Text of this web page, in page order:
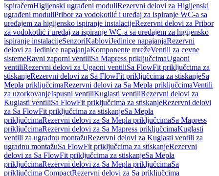
ispiračemHigijenski ugrađeni moduliRezervni delovi za Higijenski
ugrađeni moduliPribor za vodokotlić i uređaj za ispiranje WC-a sa
uređajem za higijensko ispiranje instalacijeRezervni delovi za Pribor
za vodokotlić i uređaj za ispiranje WC-a sa uređajem za higijensko
ispiranje instalacijeSenzoriKabloviJedinice napajanjaRezervni
delovi za Jedinice napajanjaKomponente mrežeVentili za cevne
sistemeRavni zaporni ventiliSa Mapress priključcimaUgaoni
ventiliRezervni delovi za Ugaoni ventiliSa FlowFit priključcima za
stiskanjeRezervni delovi za Sa FlowFit priključcima za stiskanjeSa
Mepla priključcimaRezervni delovi za Sa Mepla priključcimaVentili
za uzorkovanjeIspusni ventiliKuglasti ventiliRezervni delovi za
Kuglasti ventiliSa FlowFit priključcima za stiskanjeRezervni delovi
za Sa FlowFit priključcima za stiskanjeSa Mepla
priključcimaRezervni delovi za Sa Mepla priključcimaSa Mapress
priključcimaRezervni delovi za Sa Mapress priključcimaKuglasti
ventili za ugradnu montažuRezervni delovi za Kuglasti ventili za
ugradnu montažuSa FlowFit priključcima za stiskanjeRezervni
delovi za Sa FlowFit priključcima za stiskanjeSa Mepla
priključcimaRezervni delovi za Sa Mepla priključcimaSa
priključcima CompactRezervni delovi za Sa priključcima